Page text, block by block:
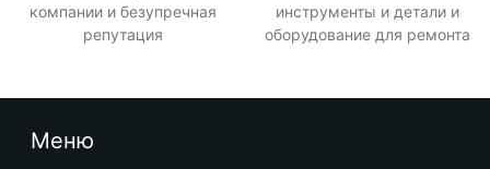
компании и безупречная
репутация
инструменты и детали и
оборудование для ремонта
Меню